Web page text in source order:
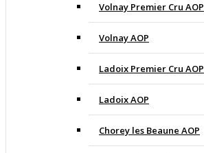
Volnay Premier Cru AOP
Volnay AOP
Ladoix Premier Cru AOP
Ladoix AOP
Chorey les Beaune AOP